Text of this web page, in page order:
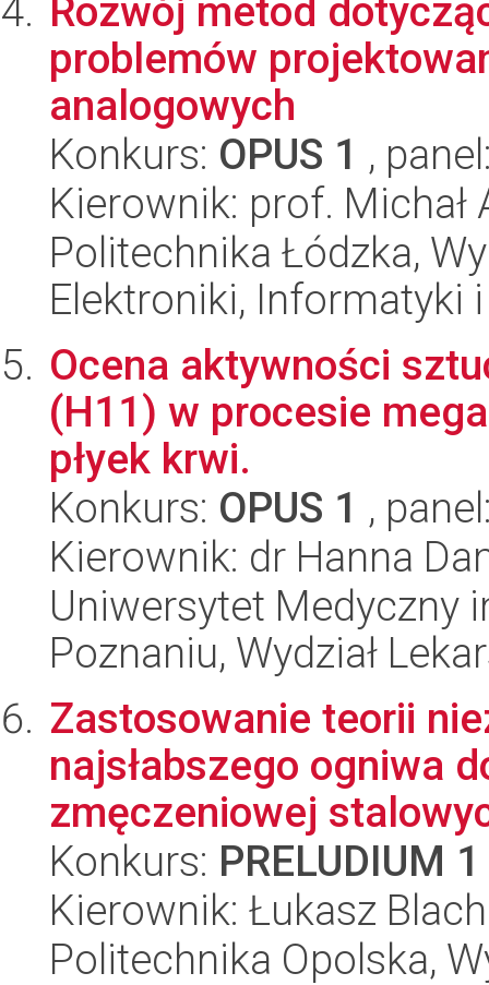
Rozwój metod
problemów
analogowych
Konkurs: OPUS 1 ,
Kierownik: prof. Michał
Politechnika Łódzka,
Elektroniki, Informatyki
Ocena aktywności
(H11) w procesie
płyek krwi.
Konkurs: OPUS 1 ,
Kierownik: dr Hanna
Uniwersytet Medyczny
Poznaniu, Wydział
Zastosowanie teorii
najsłabszego ogniwa
zmęczeniowej
Konkurs: PRELUDIUM 1
Kierownik: Łukasz
Politechnika Opolska,